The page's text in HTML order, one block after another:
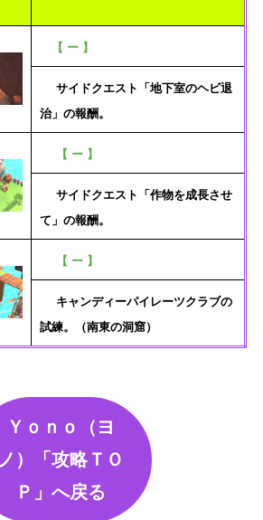
【 ー 】
サイドクエスト「地下室のヘビ退
治」の報酬。
【 ー 】
サイドクエスト「作物を成長させ
て」の報酬。
【 ー 】
キャンディーパイレーツクラブの
試練。（南東の洞窟）
Ｙｏｎｏ（ヨ
ノ）「攻略ＴＯ
Ｐ」へ戻る